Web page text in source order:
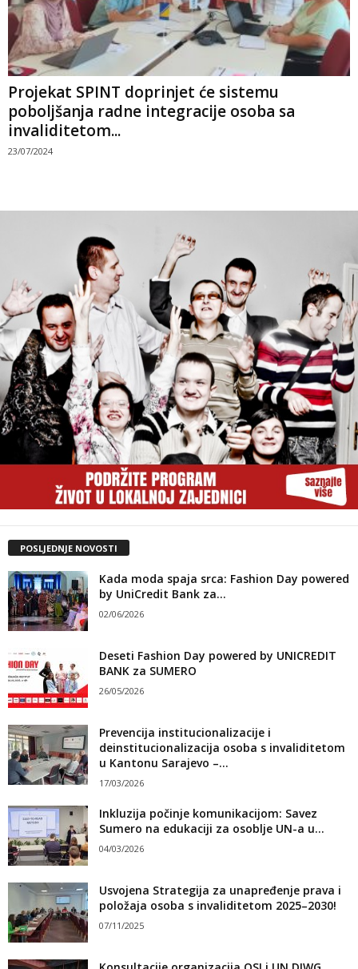
Projekat SPINT doprinjet će sistemu
poboljšanja radne integracije osoba sa
invaliditetom...
23/07/2024
POSLJEDNJE NOVOSTI
Kada moda spaja srca: Fashion Day powered
by UniCredit Bank za...
02/06/2026
Deseti Fashion Day powered by UNICREDIT
BANK za SUMERO
26/05/2026
Prevencija institucionalizacije i
deinstitucionalizacija osoba s invaliditetom
u Kantonu Sarajevo –...
17/03/2026
Inkluzija počinje komunikacijom: Savez
Sumero na edukaciji za osoblje UN-a u...
04/03/2026
Usvojena Strategija za unapređenje prava i
položaja osoba s invaliditetom 2025–2030!
07/11/2025